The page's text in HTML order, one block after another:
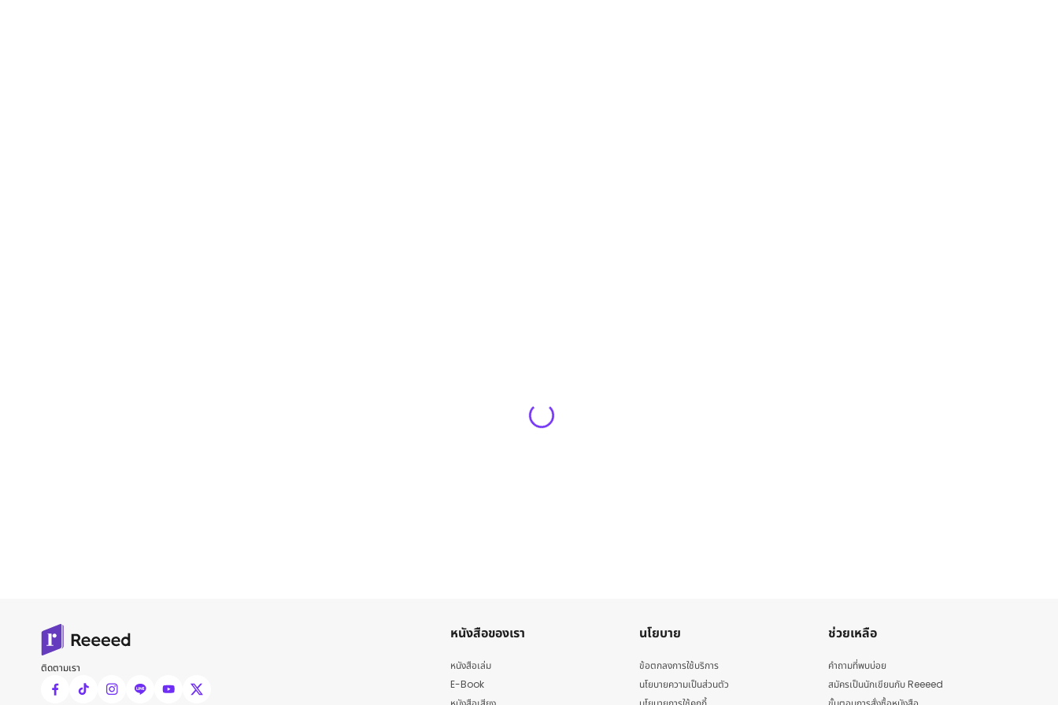
ติดตามเรา
หนังสือของเรา
หนังสือเล่ม
E-Book
นโยบาย
ข้อตกลงการใช้บริการ
นโยบายความเป็นส่วนตัว
ช่วยเหลือ
คำถามที่พบบ่อย
สมัครเป็นนักเขียนกับ Reeeed